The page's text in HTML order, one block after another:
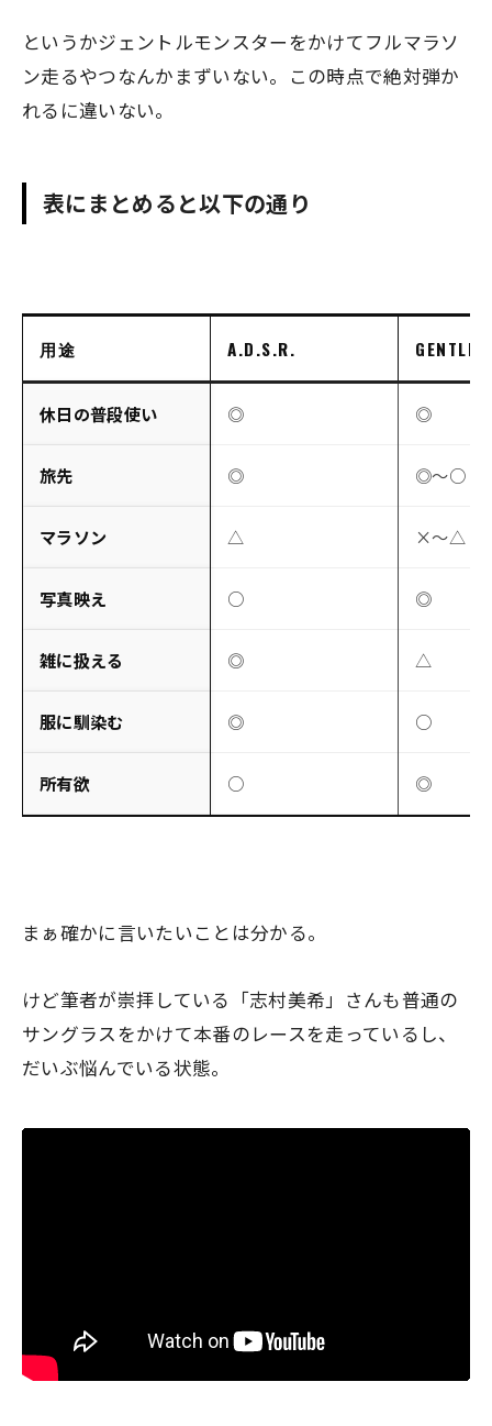
というかジェントルモンスターをかけてフルマラソ
ン走るやつなんかまずいない。この時点で絶対弾か
れるに違いない。
表にまとめると以下の通り
用途 A.D.S.R. GENTLE
休日の普段使い ◎ ◎
旅先 ◎ ◎〜○
マラソン △ ×〜△
写真映え ○ ◎
雑に扱える ◎ △
服に馴染む ◎ ○
所有欲 ○ ◎
まぁ確かに言いたいことは分かる。
けど筆者が崇拝している「志村美希」さんも普通の
サングラスをかけて本番のレースを走っているし、
だいぶ悩んでいる状態。